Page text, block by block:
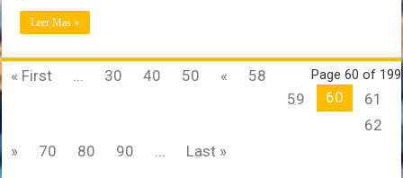
Leer Mas »
Page 60 of 199
« First 30 40 50 «
58
59
60
61
62
»
70 80 90 Last »